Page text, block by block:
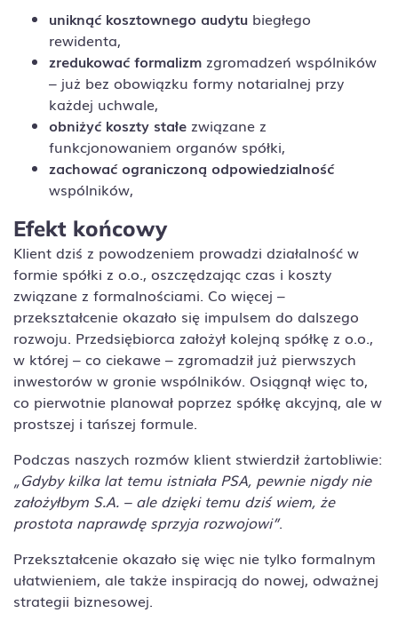
uniknąć kosztownego audytu biegłego
rewidenta,
zredukować formalizm zgromadzeń wspólników
– już bez obowiązku formy notarialnej przy
każdej uchwale,
obniżyć koszty stałe związane z
funkcjonowaniem organów spółki,
zachować ograniczoną odpowiedzialność
wspólników,
Efekt końcowy
Klient dziś z powodzeniem prowadzi działalność w
formie spółki z o.o., oszczędzając czas i koszty
związane z formalnościami. Co więcej –
przekształcenie okazało się impulsem do dalszego
rozwoju. Przedsiębiorca założył kolejną spółkę z o.o.,
w której – co ciekawe – zgromadził już pierwszych
inwestorów w gronie wspólników. Osiągnął więc to,
co pierwotnie planował poprzez spółkę akcyjną, ale w
prostszej i tańszej formule.
Podczas naszych rozmów klient stwierdził żartobliwie:
„Gdyby kilka lat temu istniała PSA, pewnie nigdy nie
założyłbym S.A. – ale dzięki temu dziś wiem, że
prostota naprawdę sprzyja rozwojowi”.
Przekształcenie okazało się więc nie tylko formalnym
ułatwieniem, ale także inspiracją do nowej, odważnej
strategii biznesowej.